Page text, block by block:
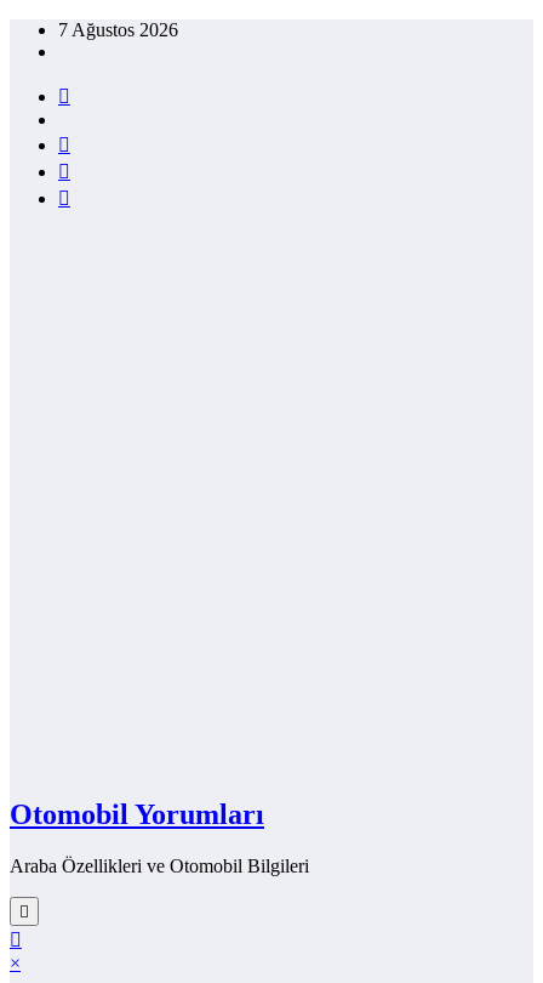
İçeriğe7 Ağustos 2026
Otomobil Yorumları
Araba Özellikleri ve Otomobil Bilgileri
×